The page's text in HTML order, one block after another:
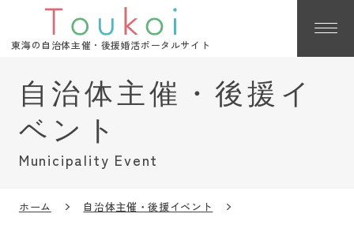
東海の自治体主催・後援婚活ポータルサイト
Municipality Event
ホーム
自治体主催・後援イベント